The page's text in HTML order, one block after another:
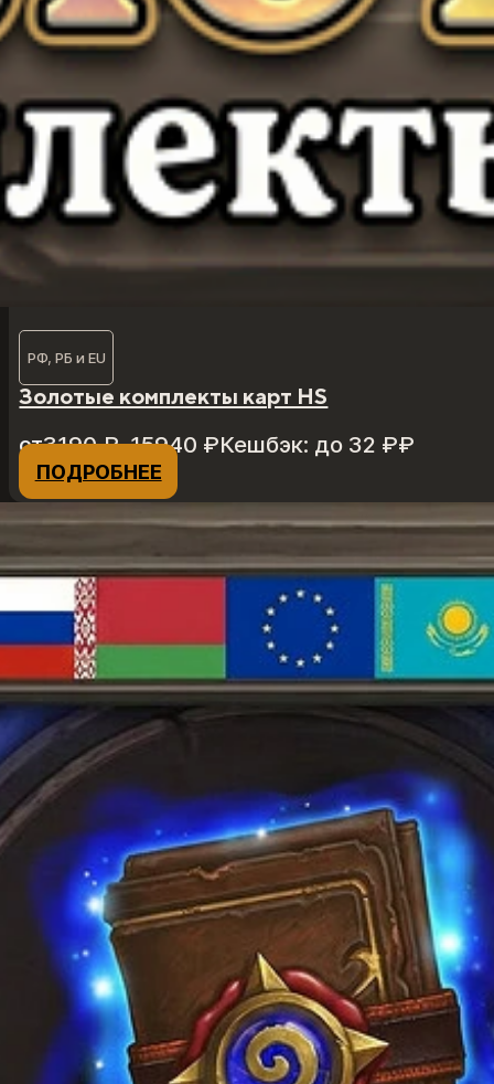
РФ, РБ и EU
Золотые комплекты карт HS
от3190₽–15940 ₽
Диапазон
цен:
3190 ₽
–
15940 ₽
Кешбэк: до 32 ₽₽
ПОДРОБНЕЕ
товар
имеет
несколько
вариаций.
можно
на
странице